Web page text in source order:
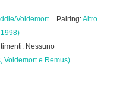
Voldemort Pairing:Altro
Nessuno
Voldemort e Remus)